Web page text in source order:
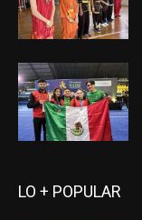
LO + POPULAR